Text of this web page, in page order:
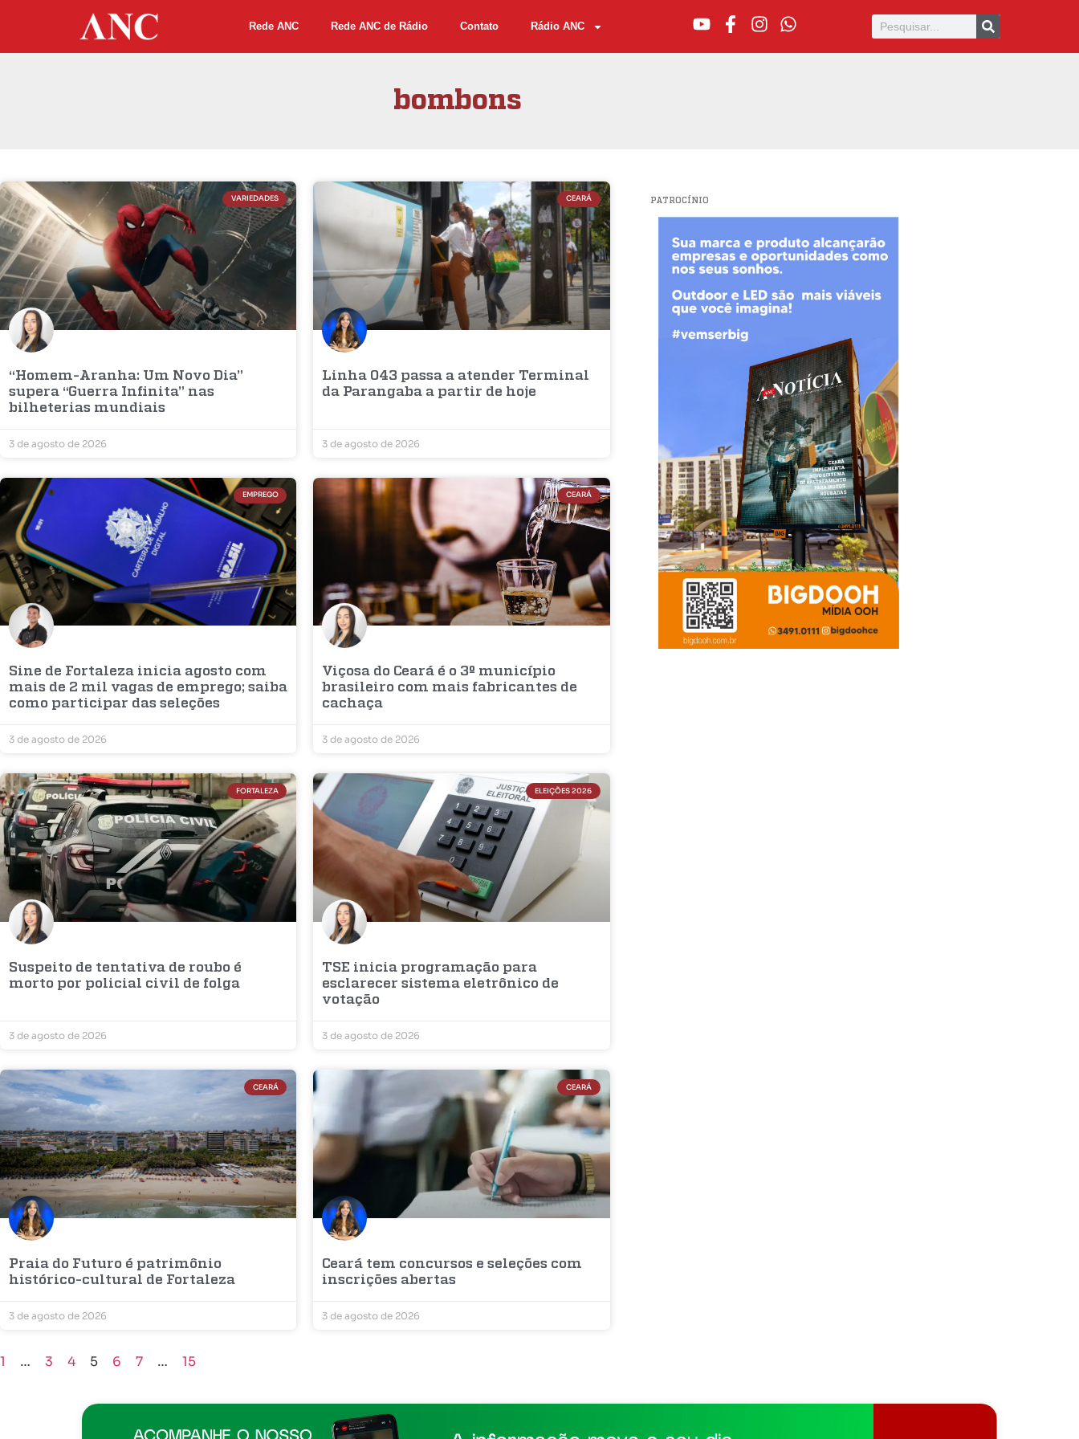
Rede ANC Rede ANC de Rádio Contato Rádio ANC
bombons
VARIEDADES
“Homem-Aranha: Um Novo Dia”
supera “Guerra Infinita” nas
bilheterias mundiais
3 de agosto de 2026
CEARÁ
Linha 043 passa a atender Terminal
da Parangaba a partir de hoje
3 de agosto de 2026
EMPREGO
Sine de Fortaleza inicia agosto com
mais de 2 mil vagas de emprego; saiba
como participar das seleções
3 de agosto de 2026
CEARÁ
Viçosa do Ceará é o 3º município
brasileiro com mais fabricantes de
cachaça
3 de agosto de 2026
FORTALEZA
Suspeito de tentativa de roubo é
morto por policial civil de folga
3 de agosto de 2026
ELEIÇÕES 2026
TSE inicia programação para
esclarecer sistema eletrônico de
votação
3 de agosto de 2026
CEARÁ
Praia do Futuro é patrimônio
histórico-cultural de Fortaleza
3 de agosto de 2026
CEARÁ
Ceará tem concursos e seleções com
inscrições abertas
3 de agosto de 2026
1 … 3 4 5 6 7 … 15
PATROCÍNIO